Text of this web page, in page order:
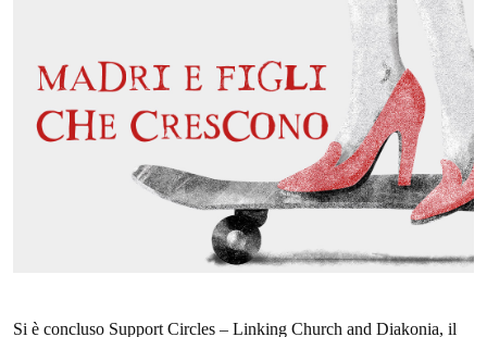
Si è concluso Support Circles – Linking Church and Diakonia, il